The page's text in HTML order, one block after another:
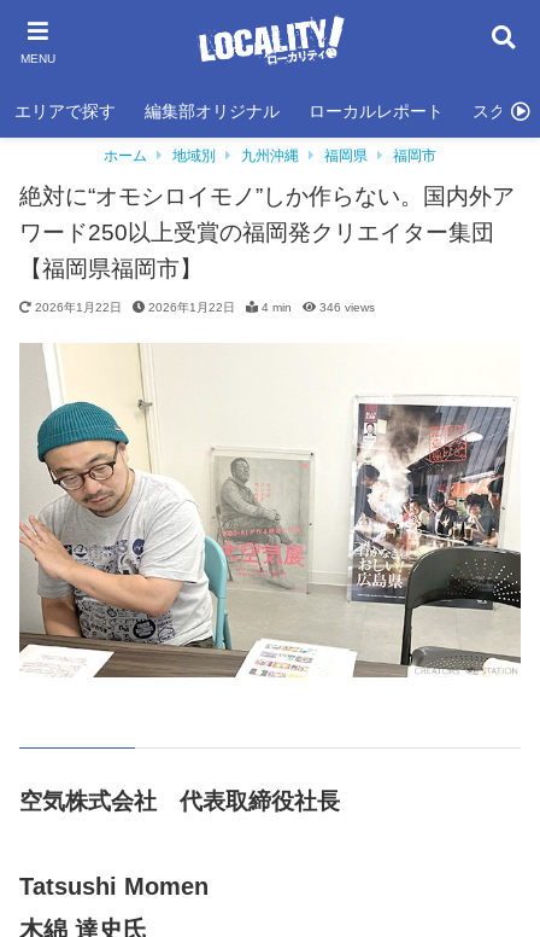
MENU
エリアで探す 編集部オリジナル ローカルレポート スクール
ホーム 地域別 九州沖縄 福岡県 福岡市
絶対に“オモシロイモノ”しか作らない。国内外ア
ワード250以上受賞の福岡発クリエイター集団
【福岡県福岡市】
2026年1月22日 2026年1月22日 4 min 346 views
空気株式会社 代表取締役社長
Tatsushi Momen
木綿 達史氏